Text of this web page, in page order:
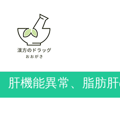
肝機能異常、脂肪肝